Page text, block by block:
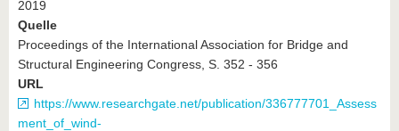
2019
Quelle
Proceedings of the International Association for Bridge and
Structural Engineering Congress, S. 352 - 356
URL
https://www.researchgate.net/publication/336777701_Assess
ment_of_wind-